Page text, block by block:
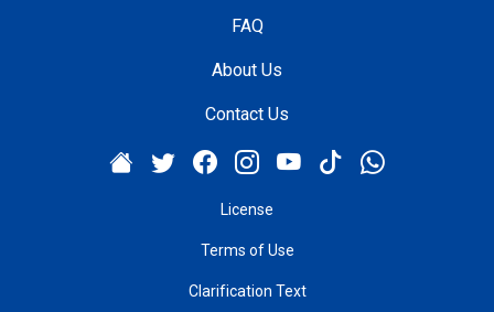
FAQ
About Us
Contact Us
License
Terms of Use
Clarification Text